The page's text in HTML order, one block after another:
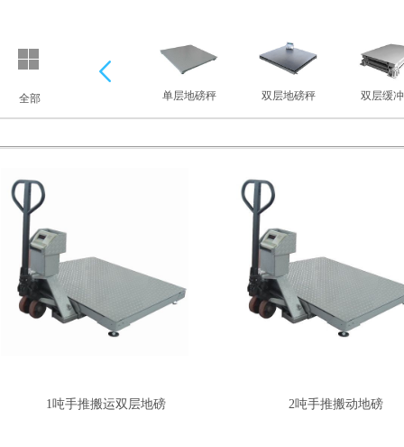
全部 单层地磅秤 双层地磅秤 双层缓
1吨手推搬运双层地磅 2吨手推搬动地磅